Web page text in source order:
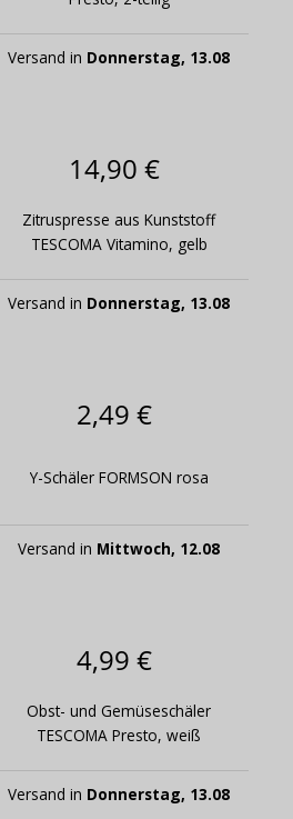
Versand in Donnerstag, 13.08
14,90 €
Zitruspresse aus Kunststoff
TESCOMA Vitamino, gelb
Versand in Donnerstag, 13.08
2,49 €
Y-Schäler FORMSON rosa
Versand in Mittwoch, 12.08
4,99 €
Obst- und Gemüseschäler
TESCOMA Presto, weiß
Versand in Donnerstag, 13.08